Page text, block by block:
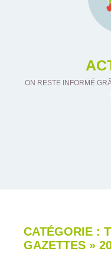
ON RESTE INFORMÉ
CATÉGORIE :
GAZETTES »